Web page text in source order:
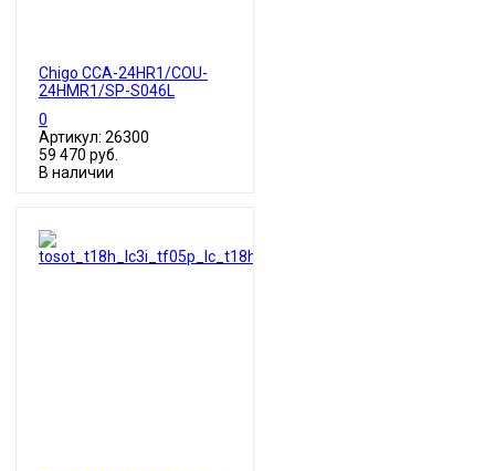
Chigo CCA-24HR1/COU-
24HMR1/SP-S046L
0
Артикул: 26300
59 470 руб.
В наличии